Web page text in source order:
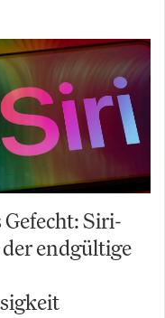
Siri-
endgültige